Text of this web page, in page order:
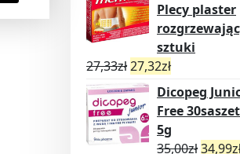
Plecy plaster
sztuki
27,33zł27,32zł
Dicopeg
Free
5g
35,00zł34,99